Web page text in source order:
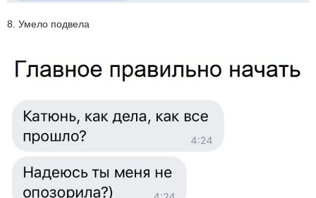
8. Умело подвела